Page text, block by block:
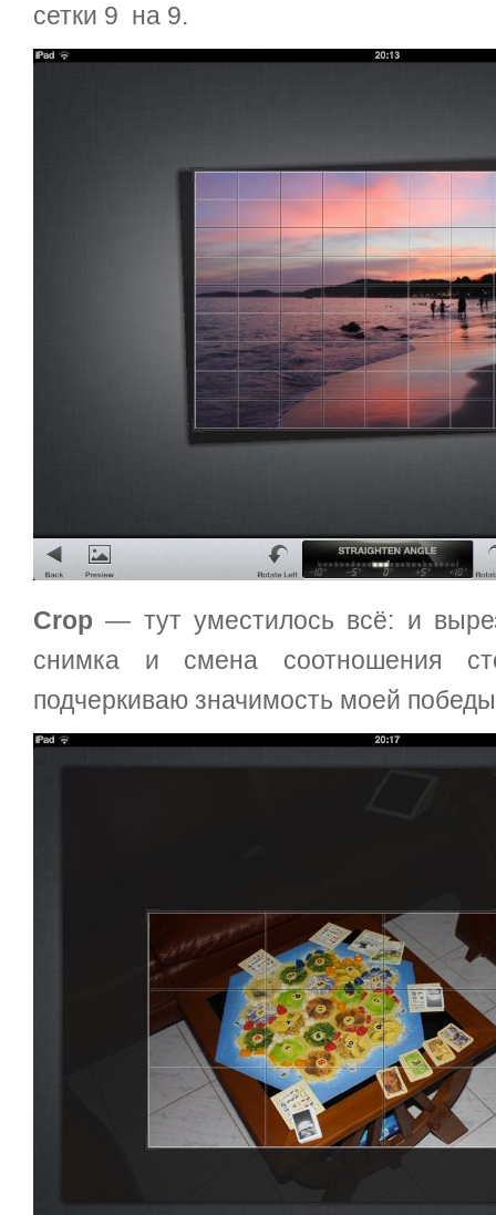
сетки 9 на 9.
Crop — тут уместилось всё: и
снимка и смена соотношения
подчеркиваю значимость моей